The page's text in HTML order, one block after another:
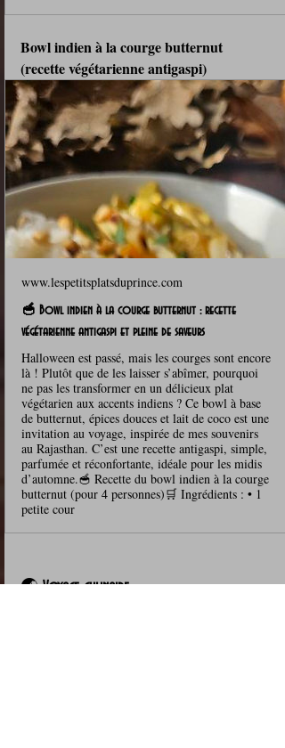
Bowl indien à la courge butternut
(recette végétarienne antigaspi)
www.lespetitsplatsduprince.com
🥣 Bowl indien à la courge butternut : recette
végétarienne antigaspi et pleine de saveurs
Halloween est passé, mais les courges sont encore
là ! Plutôt que de les laisser s’abîmer, pourquoi
ne pas les transformer en un délicieux plat
végétarien aux accents indiens ? Ce bowl à base
de butternut, épices douces et lait de coco est une
invitation au voyage, inspirée de mes souvenirs
au Rajasthan. C’est une recette antigaspi, simple,
parfumée et réconfortante, idéale pour les midis
d’automne.🥣 Recette du bowl indien à la courge
butternut (pour 4 personnes)🛒 Ingrédients : • 1
petite cour
🌏 Voyage culinaire